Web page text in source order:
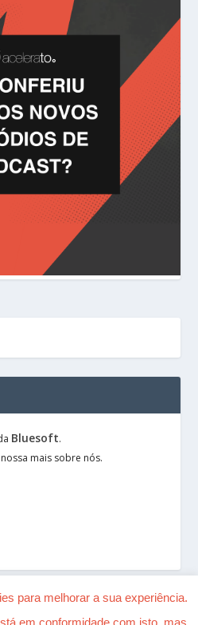
Bluesoft.
mais sobre nós.
para melhorar a sua experiência.
em conformidade com isto, mas